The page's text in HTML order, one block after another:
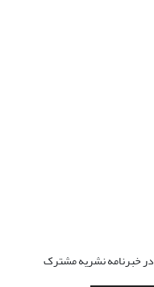
در خبرنامه نشریه مشترک